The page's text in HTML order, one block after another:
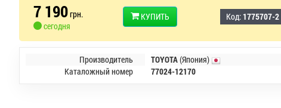
7 190грн.
сегодня
КУПИТЬ Код: 1775707-2
Производитель TOYOTA(Япония)
Каталожный номер
77024-12170